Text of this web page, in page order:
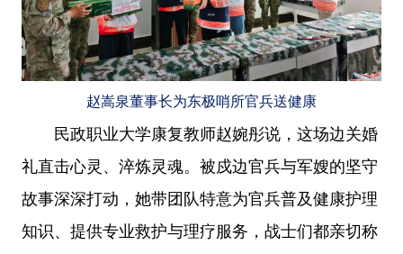
赵嵩泉董事长为东极哨所官兵送健康
民政职业大学康复教师赵婉彤说，这场边关婚
礼直击心灵、淬炼灵魂。被戍边官兵与军嫂的坚守
故事深深打动，她带团队特意为官兵普及健康护理
知识、提供专业救护与理疗服务，战士们都亲切称